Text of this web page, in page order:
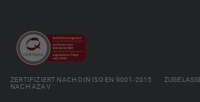
ZERTIFIZIERT NACH DIN ISO EN 9001-2015
NACH AZAV